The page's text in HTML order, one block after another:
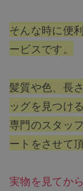
そんな時に便
ービスです。
髪質や色、長
ッグを見つけ
専門のスタッ
ートをさせて
実物を見てか